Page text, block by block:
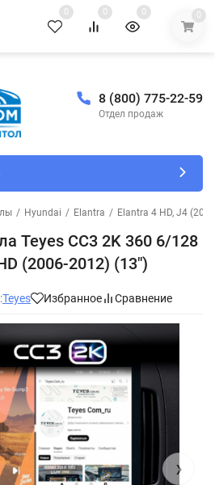
0 0 0 0
8 (800) 775-22-59
Отдел продаж
/ Hyundai / Elantra / Elantra 4 HD, J4
Teyes CC3 2K 360 6/128
(2006-2012) (13")
Teyes Избранное Сравнение
›